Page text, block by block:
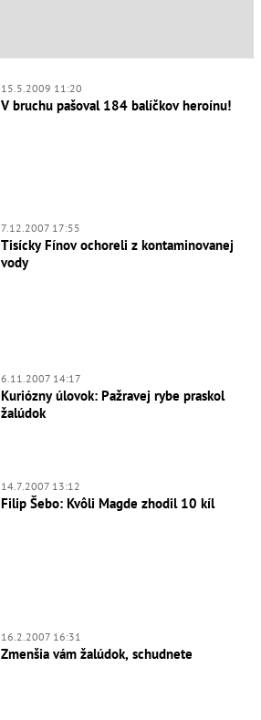
15.5.2009 11:20
V bruchu pašoval 184 balíčkov heroínu!
7.12.2007 17:55
Tisícky Fínov ochoreli z kontaminovanej
vody
6.11.2007 14:17
Kuriózny úlovok: Pažravej rybe praskol
žalúdok
14.7.2007 13:12
Filip Šebo: Kvôli Magde zhodil 10 kíl
16.2.2007 16:31
Zmenšia vám žalúdok, schudnete